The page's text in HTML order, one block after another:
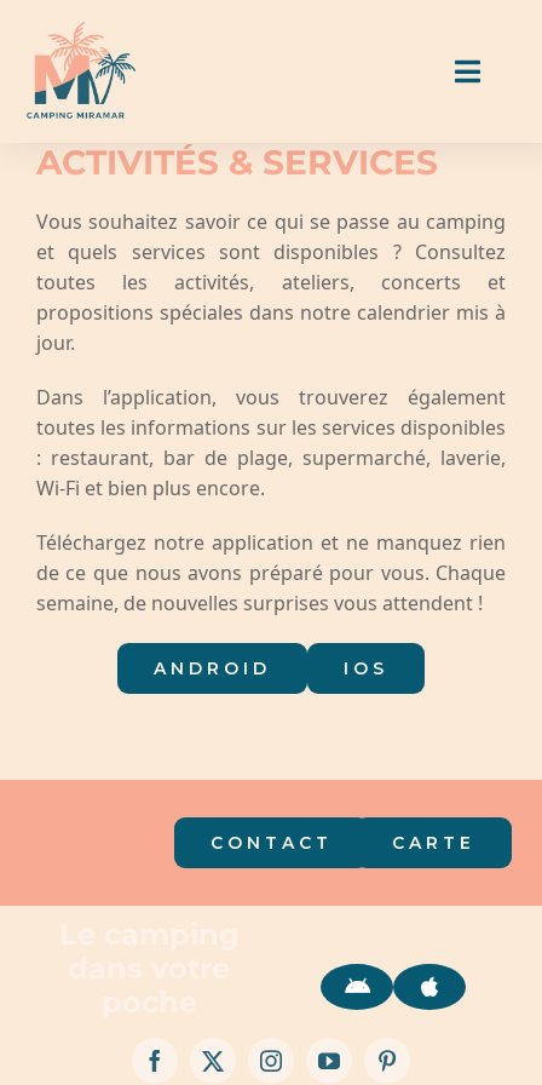
content
Toggle
Hébergements
Emplacements
Manger & Boire
Activités & Services
Guide Miramar
Événements
Contact
Français
ACTIVITÉS & SERVICES
Vous souhaitez savoir ce qui se passe au camping
et quels services sont disponibles ? Consultez
toutes les activités, ateliers, concerts et
propositions spéciales dans notre calendrier mis à
jour.
Dans l’application, vous trouverez également
toutes les informations sur les services disponibles
: restaurant, bar de plage, supermarché, laverie,
Wi-Fi et bien plus encore.
Téléchargez notre application et ne manquez rien
de ce que nous avons préparé pour vous. Chaque
semaine, de nouvelles surprises vous attendent !
ANDROID IOS
VOIR TOUTE LA GALERIE
CONTACT CARTE